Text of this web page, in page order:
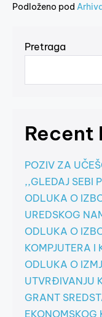
Podloženo pod
Pretraga
Recent
POZIV ZA
,,GLEDAJ SEBI
ODLUKA O
UREDSKOG
ODLUKA O
KOMPJUTERA I
ODLUKA O
UTVRĐIVANJU
GRANT